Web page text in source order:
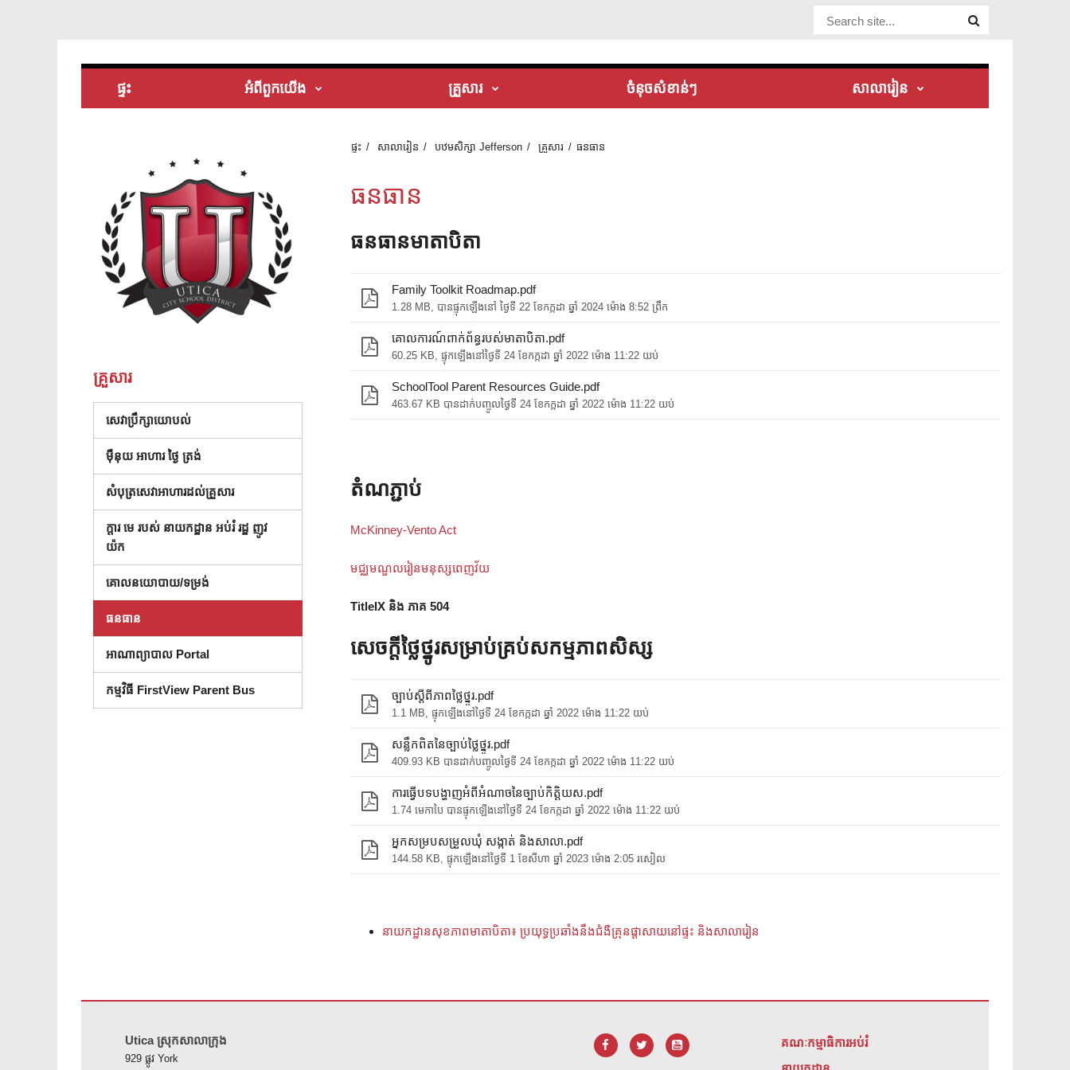
Website Site
ផ្ទះ អំពី​ពួក​យើង គ្រួសារ ចំនុចសំខាន់ៗ សាលារៀន
ផ្ទះ សាលារៀន បឋមសិក្សា Jefferson គ្រួសារ ធនធាន
ធនធាន
ធនធានមាតាបិតា
Family Toolkit Roadmap.pdf
1.28 MB, បាន​ផ្ទុក​ឡើង​នៅ ថ្ងៃទី 22 ខែ​កក្កដា ឆ្នាំ 2024 ម៉ោង 8:52 ព្រឹក
គោលការណ៍ពាក់ព័ន្ធរបស់មាតាបិតា.pdf
60.25 KB, ផ្ទុកឡើងនៅថ្ងៃទី 24 ខែកក្កដា ឆ្នាំ 2022 ម៉ោង 11:22 យប់
SchoolTool Parent Resources Guide.pdf
463.67 KB បានដាក់បញ្ចូលថ្ងៃទី 24 ខែកក្កដា ឆ្នាំ 2022 ម៉ោង 11:22 យប់
តំណភ្ជាប់
McKinney-Vento Act
មជ្ឈមណ្ឌលរៀនមនុស្សពេញវ័យ
TitleIX និង ភាគ 504
សេចក្តីថ្លៃថ្នូរសម្រាប់គ្រប់សកម្មភាពសិស្ស
ច្បាប់ស្តីពីភាពថ្លៃថ្នូរ.pdf
1.1 MB, ផ្ទុកឡើងនៅថ្ងៃទី 24 ខែកក្កដា ឆ្នាំ 2022 ម៉ោង 11:22 យប់
សន្លឹកពិតនៃច្បាប់ថ្លៃថ្នូរ.pdf
409.93 KB បានដាក់បញ្ចូលថ្ងៃទី 24 ខែកក្កដា ឆ្នាំ 2022 ម៉ោង 11:22 យប់
ការធ្វើបទបង្ហាញអំពីអំណាចនៃច្បាប់កិត្តិយស.pdf
1.74 មេកាបៃ បានផ្ទុកឡើងនៅថ្ងៃទី 24 ខែកក្កដា ឆ្នាំ 2022 ម៉ោង 11:22 យប់
អ្នកសម្របសម្រួលឃុំ សង្កាត់ និងសាលា.pdf
144.58 KB, ផ្ទុកឡើងនៅថ្ងៃទី 1 ខែសីហា ឆ្នាំ 2023 ម៉ោង 2:05 រសៀល
នាយកដ្ឋានសុខភាពមាតាបិតា៖ ប្រយុទ្ធប្រឆាំងនឹងជំងឺគ្រុនផ្តាសាយនៅផ្ទះ និងសាលារៀន
គ្រួសារ
សេវាប្រឹក្សាយោបល់(បើកក្នុងបង្អួចថ្មី)
ម៉ឺនុយ អាហារ ថ្ងៃ ត្រង់
សំបុត្រសេវាអាហារដល់គ្រួសារ
ក្តារ មេ របស់ នាយកដ្ឋាន អប់រំ រដ្ឋ ញូវ
យ៉ក
គោលនយោបាយ/ទម្រង់
ធនធាន
អាណាព្យាបាល Portal
កម្មវិធី FirstView Parent Bus
Utica ស្រុកសាលាក្រុង
929 ផ្លូវ York
គណៈកម្មាធិការអប់រំ